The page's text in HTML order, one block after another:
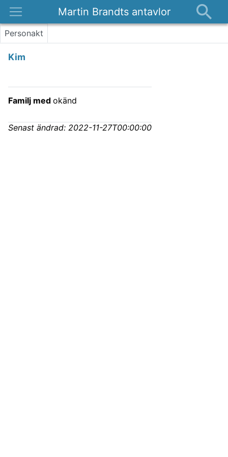
Martin Brandts antavlor
Platser
Personakt
Kim
Familj med okänd
Senast ändrad: 2022-11-27T00:00:00